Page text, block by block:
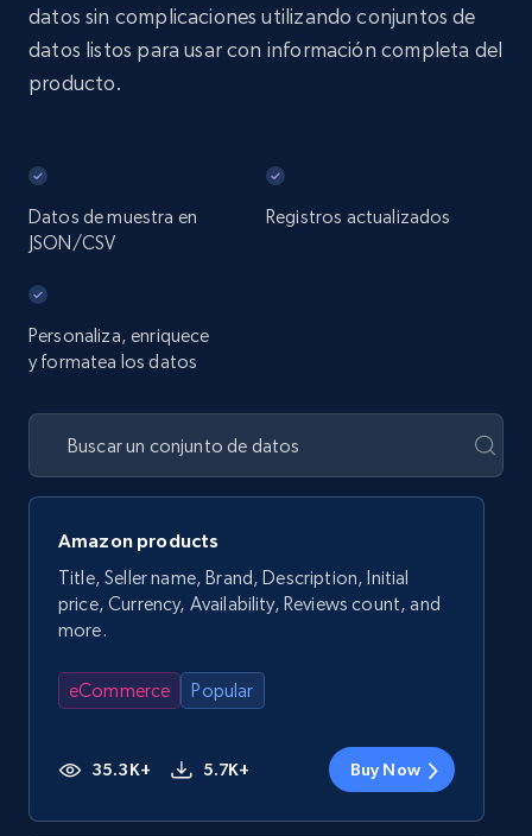
datos sin complicaciones utilizando conjuntos de
datos listos para usar con información completa del
producto.
Datos de muestra en
JSON/CSV
Registros actualizados
Personaliza, enriquece
y formatea los datos
Amazon products
Title, Seller name, Brand, Description, Initial
price, Currency, Availability, Reviews count, and
more.
eCommerce Popular
35.3K+ 5.7K+ Buy Now